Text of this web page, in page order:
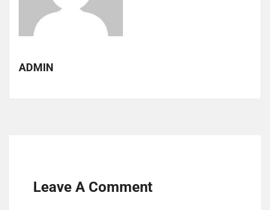
ADMIN
Leave A Comment